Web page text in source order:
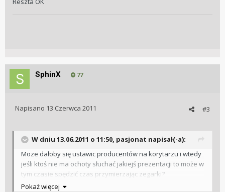
SphinX 77
#3
Napisano 13 Czerwca 2011
W dniu 13.06.2011 o 11:50, pasjonat napisał(-a):
Moze dałoby się ustawic producentów na korytarzu i wtedy
jeśli ktoś nie ma ochoty słuchać jakiejś prezentacji to może w
tym czasie spędzić czas przymierzając zegarki?
Reszta OK
Pokaż więcej